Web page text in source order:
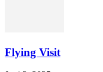
Flying Visit